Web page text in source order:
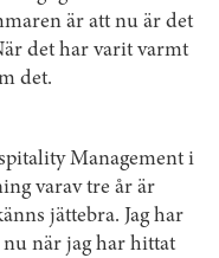
är att nu är det
det har varit varmt
det.
Management i
varav tre år är
jättebra. Jag har
när jag har hittat